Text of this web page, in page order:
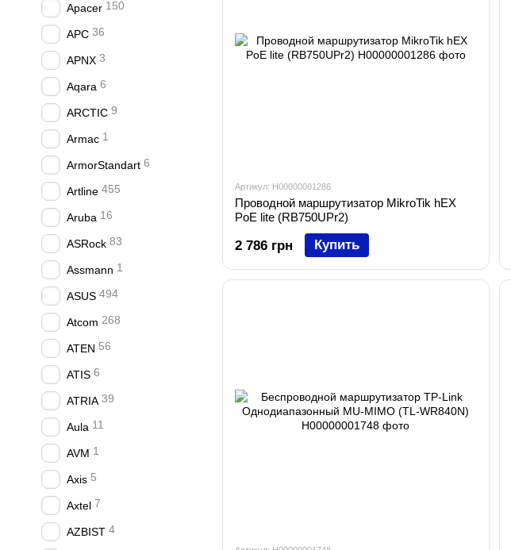
Артикул: H00000001286
Проводной маршрутизатор MikroTik hEX
PoE lite (RB750UPr2)
2 786 грн Купить
Apacer 150
APC 36
APNX 3
Aqara 6
ARCTIC 9
Armac 1
ArmorStandart 6
Artline 455
Aruba 16
ASRock 83
Assmann 1
ASUS 494
Atcom 268
ATEN 56
ATIS 6
ATRIA 39
Aula 11
AVM 1
Axis 5
Axtel 7
AZBIST 4